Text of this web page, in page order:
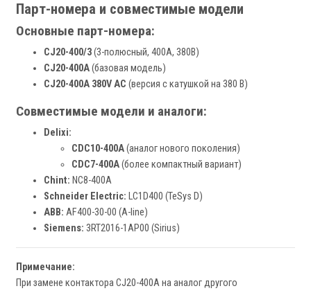
Парт-номера и совместимые модели
Основные парт-номера:
CJ20-400/3(3-полюсный, 400А, 380В)
CJ20-400A(базовая модель)
CJ20-400A 380V AC (версия с катушкой на 380 В)
Совместимые модели и аналоги:
Delixi:
CDC10-400A(аналог нового поколения)
CDC7-400A(более компактный вариант)
Chint: NC8-400A
Schneider Electric: LC1D400 (TeSys D)
ABB: AF400-30-00 (A-line)
Siemens: 3RT2016-1AP00 (Sirius)
Примечание:
При замене контактора CJ20-400A на аналог другого